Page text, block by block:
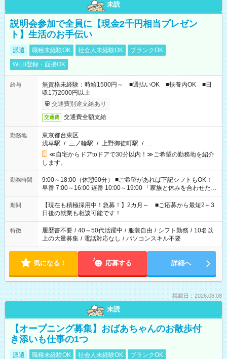
未読
説明会参加で全員に【現金2千円相当プレゼン
ト】生活のお手伝い
派遣 職種未経験OK 社会人未経験OK
ブランクOK
WEB登録・面接OK
給与
無資格未経験：時給1500円～ ■週払いOK ■扶養内OK ■日
収1万2000円以上
交通費別途支給あり
交通費 交通費全額支給
勤務地
東京都台東区
浅草駅 / 三ノ輪駅 / 上野御徒町駅 / …
≪自宅からドアtoドアで30分以内！≫ご希望の勤務地を紹介
します。
勤務時間
9:00～18:00（休憩60分） ■ご希望があれば下記シフトもOK！
早番 7:00～16:00 遅番 10:00～19:00 「家族と休みを合わせた
い」 「余裕を持って夕飯の準備がしたい」 「できれば残業はし
たくない」 など、ご希望を教えてくださいね。 ※Wワーク希望
の方へ 今ご覧のお仕事で希望する勤務時間と、もう1つのお仕事
の勤務時間。 合計で週40時間を超える場合は応募できません。
期間
【現在も積極採用中！急募！】2カ月～ ■ご応募から最短2～3
日後の就業も相談可能です！
特徴 履歴書不要 / 40～50代活躍中 / 服装自由 / シフト勤務 / 10名以
上の大量募集 / 電話対応なし / パソコンスキル不要
気になる！ 応募する 詳細へ
掲載日：2026.08.08
未読
【オープニング募集】おばあちゃんのお散歩付
き添いも仕事の1つ
派遣 職種未経験OK 社会人未経験OK
ブランクOK